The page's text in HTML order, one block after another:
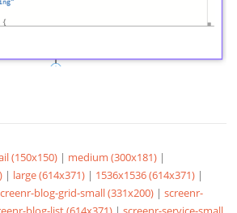
(150x150) | medium (300x181) |
| large (614x371) | 1536x1536 (614x371) |
blog-grid-small (331x200) |screenr-